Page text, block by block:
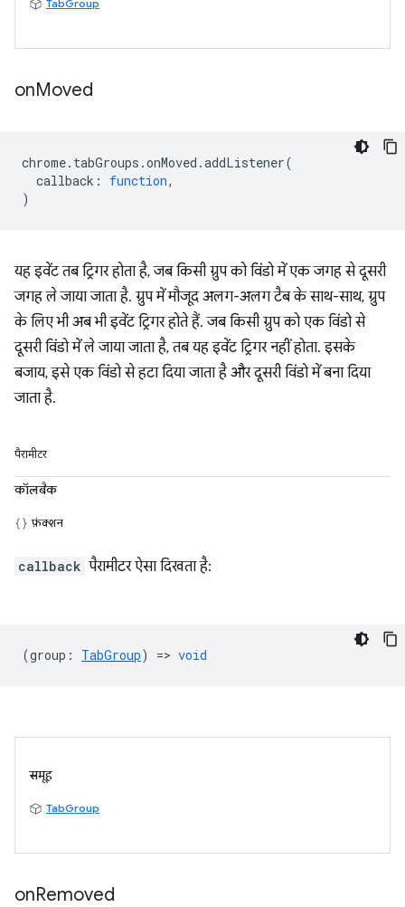
TabGroup
onMoved
chrome. tabGroups .onMoved .addListener(
callback : function,
)
यह इवेंट तब ट्रिगर होता है, जब किसी ग्रुप को विंडो में एक जगह से दूसरी
जगह ले जाया जाता है. ग्रुप में मौजूद अलग-अलग टैब के साथ-साथ, ग्रुप
के लिए भी अब भी इवेंट ट्रिगर होते हैं. जब किसी ग्रुप को एक विंडो से
दूसरी विंडो में ले जाया जाता है, तब यह इवेंट ट्रिगर नहीं होता. इसके
बजाय, इसे एक विंडो से हटा दिया जाता है और दूसरी विंडो में बना दिया
जाता है.
पैरामीटर
कॉलबैक
फ़ंक्शन
callback पैरामीटर ऐसा दिखता है:
(group : TabGroup) => void
समूह
TabGroup
onRemoved